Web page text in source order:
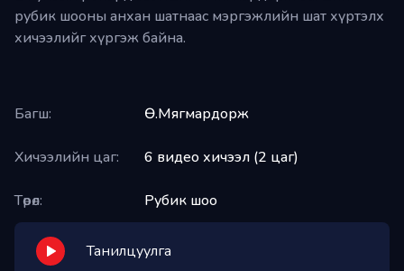
рубик шооны анхан шатнаас мэргэжлийн шат хүртэлх
хичээлийг хүргэж байна.
Багш:
Хичээлийн цаг:
Төрөл:
Ө.Мягмардорж
6 видео хичээл (2 цаг)
Рубик шоо
Танилцуулга